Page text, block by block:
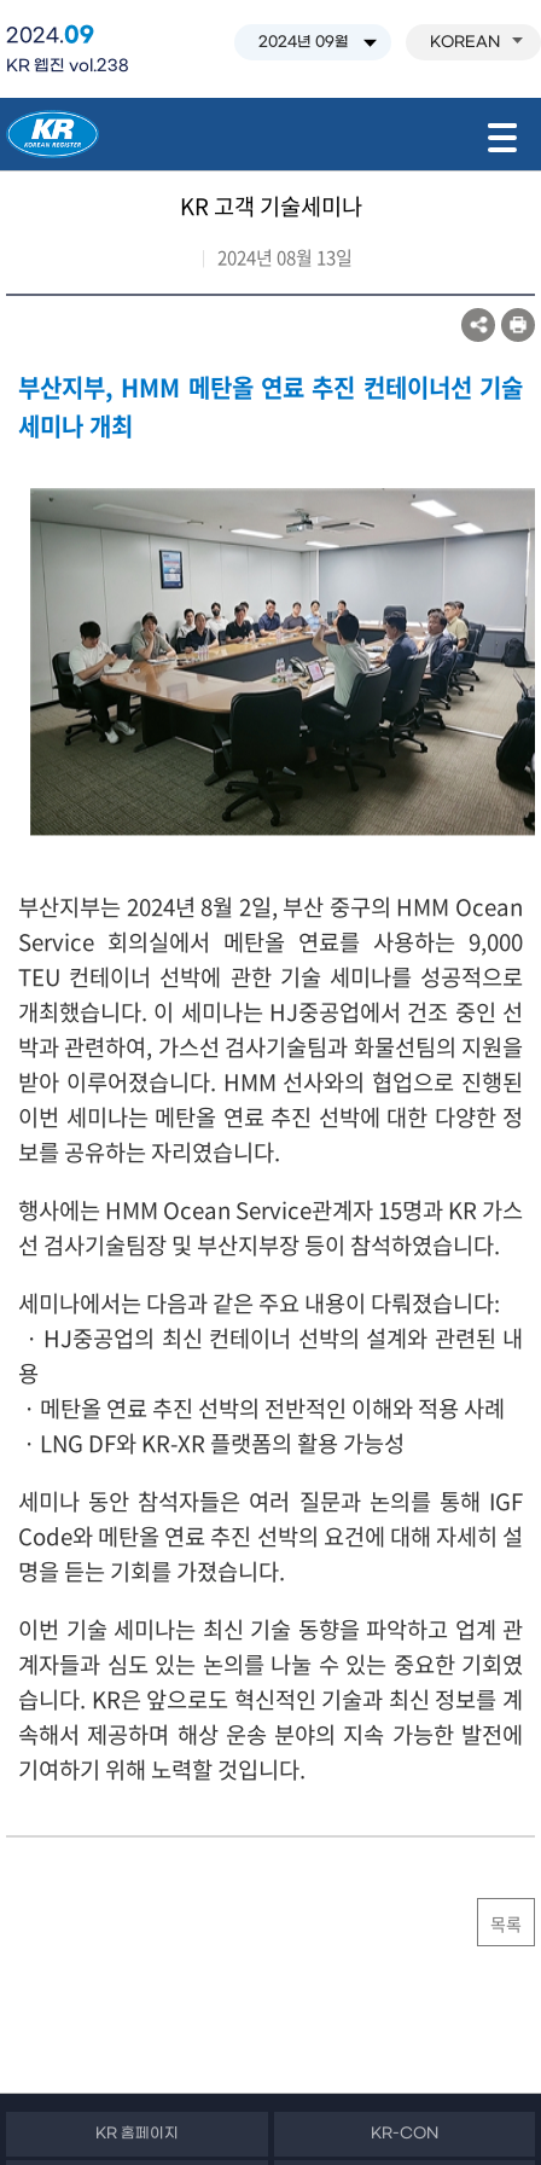
2024.09
KR 웹진 vol.238
KOREAN
KR 고객 기술세미나
2024년 08월 13일
부산지부, HMM 메탄올 연료 추진 컨테이너선 기술
세미나 개최
부산지부는 2024년 8월 2일, 부산 중구의 HMM Ocean
Service 회의실에서 메탄올 연료를 사용하는 9,000
TEU 컨테이너 선박에 관한 기술 세미나를 성공적으로
개최했습니다. 이 세미나는 HJ중공업에서 건조 중인 선
박과 관련하여, 가스선 검사기술팀과 화물선팀의 지원을
받아 이루어졌습니다. HMM 선사와의 협업으로 진행된
이번 세미나는 메탄올 연료 추진 선박에 대한 다양한 정
보를 공유하는 자리였습니다.
행사에는 HMM Ocean Service관계자 15명과 KR 가스
선 검사기술팀장 및 부산지부장 등이 참석하였습니다.
세미나에서는 다음과 같은 주요 내용이 다뤄졌습니다:
· HJ중공업의 최신 컨테이너 선박의 설계와 관련된 내
용
· 메탄올 연료 추진 선박의 전반적인 이해와 적용 사례
· LNG DF와 KR-XR 플랫폼의 활용 가능성
세미나 동안 참석자들은 여러 질문과 논의를 통해 IGF
Code와 메탄올 연료 추진 선박의 요건에 대해 자세히 설
명을 듣는 기회를 가졌습니다.
이번 기술 세미나는 최신 기술 동향을 파악하고 업계 관
계자들과 심도 있는 논의를 나눌 수 있는 중요한 기회였
습니다. KR은 앞으로도 혁신적인 기술과 최신 정보를 계
속해서 제공하며 해상 운송 분야의 지속 가능한 발전에
기여하기 위해 노력할 것입니다.
목록
KR 홈페이지 KR-CON